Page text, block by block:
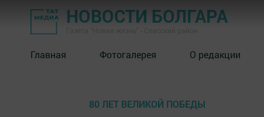
НОВОСТИ БОЛГАРА
Главная Фотогалерея О редакции
80 ЛЕТ ВЕЛИКОЙ ПОБЕДЫ